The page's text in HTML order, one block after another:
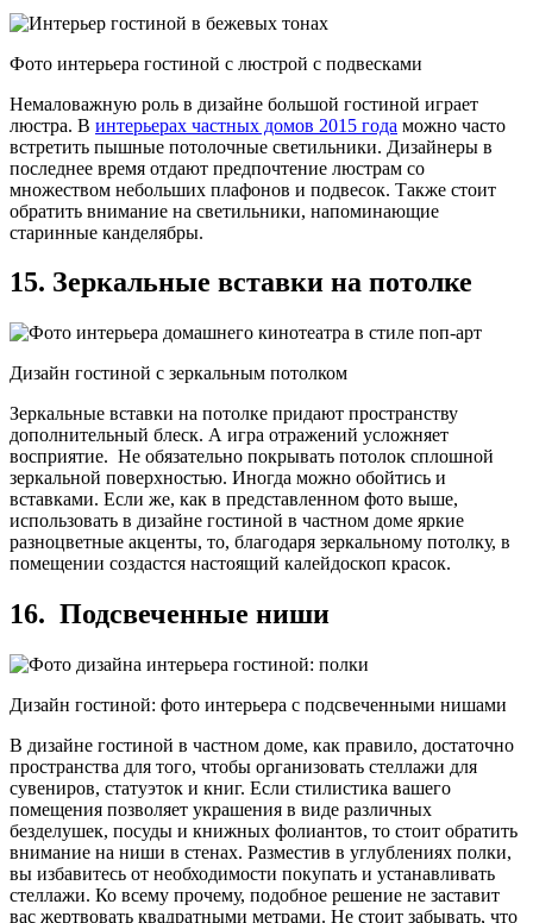
Фото интерьера гостиной с люстрой с подвесками
Немаловажную роль в дизайне большой гостиной играет
люстра. В интерьерах частных домов 2015 года можно часто
встретить пышные потолочные светильники. Дизайнеры в
последнее время отдают предпочтение люстрам со
множеством небольших плафонов и подвесок. Также стоит
обратить внимание на светильники, напоминающие
старинные канделябры.
15. Зеркальные вставки на потолке
Дизайн гостиной с зеркальным потолком
Зеркальные вставки на потолке придают пространству
дополнительный блеск. А игра отражений усложняет
восприятие. Не обязательно покрывать потолок сплошной
зеркальной поверхностью. Иногда можно обойтись и
вставками. Если же, как в представленном фото выше,
использовать в дизайне гостиной в частном доме яркие
разноцветные акценты, то, благодаря зеркальному потолку, в
помещении создастся настоящий калейдоскоп красок.
16. Подсвеченные ниши
Дизайн гостиной: фото интерьера с подсвеченными нишами
В дизайне гостиной в частном доме, как правило, достаточно
пространства для того, чтобы организовать стеллажи для
сувениров, статуэток и книг. Если стилистика вашего
помещения позволяет украшения в виде различных
безделушек, посуды и книжных фолиантов, то стоит обратить
внимание на ниши в стенах. Разместив в углублениях полки,
вы избавитесь от необходимости покупать и устанавливать
стеллажи. Ко всему прочему, подобное решение не заставит
вас жертвовать квадратными метрами. Не стоит забывать, что